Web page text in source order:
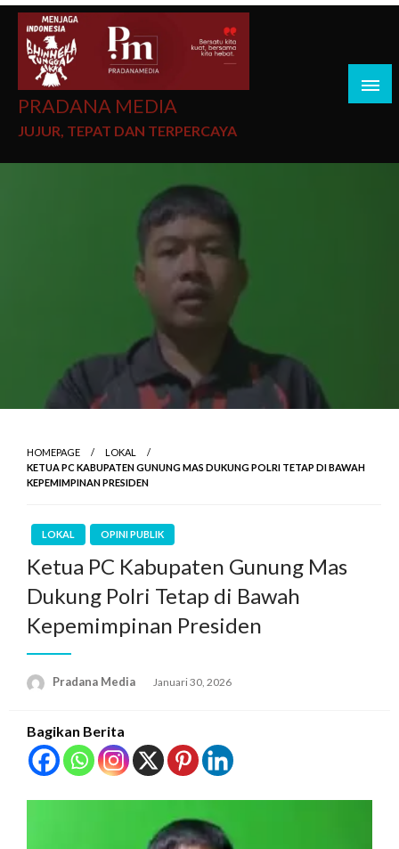
PRADANA MEDIA
JUJUR, TEPAT DAN TERPERCAYA
HOMEPAGE
LOKAL
KETUA PC KABUPATEN GUNUNG MAS DUKUNG POLRI TETAP DI BAWAH
KEPEMIMPINAN PRESIDEN
LOKAL OPINI PUBLIK
Ketua PC Kabupaten Gunung Mas
Dukung Polri Tetap di Bawah
Kepemimpinan Presiden
Pradana Media Januari 30, 2026
Bagikan Berita